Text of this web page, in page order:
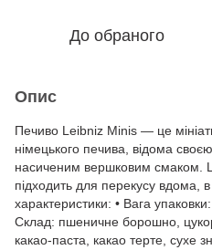
До обраного
Опис
Печиво Leibniz Minis — це
німецького печива, відома
насиченим вершковим смаком.
підходить для перекусу вдома,
характеристики: • Вага
Склад: пшеничне борошно,
какао-паста, какао терте, сухе